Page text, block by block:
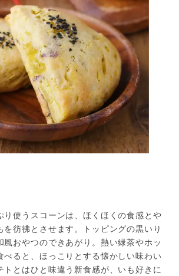
り使うスコーンは、ほくほくの食感とや
を彷彿とさせます。トッピングの黒いり
風おやつのできあがり。熱い緑茶やホッ
べると、ほっこりとする懐かしい味わい
トとはひと味違う新食感が、いも好きに